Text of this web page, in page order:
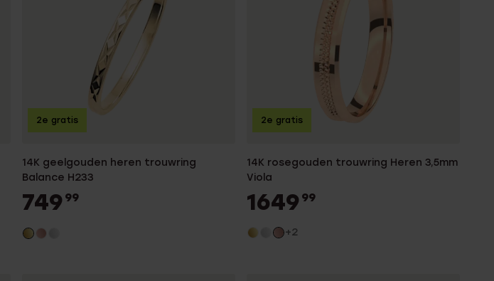
14K geelgouden heren trouwring
Balance H233
749 99
2e gratis
14K rosegouden trouwring Heren 3,5mm
Viola
1649 99
+2
2e gratis